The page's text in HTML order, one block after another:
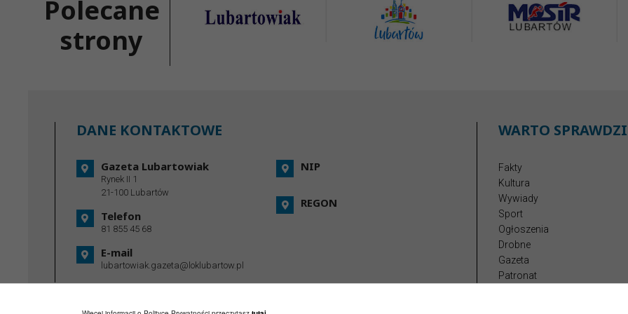
Polecane
strony
DANE KONTAKTOWE
Gazeta Lubartowiak
Rynek II 1
21-100 Lubartów
Telefon
81 855 45 68
E-mail
lubartowiak.gazeta@loklubartow.pl
NIP
REGON
WARTO
Fakty
Kultura
Wywiady
Sport
Ogłoszenia
Drobne
Gazeta
Patronat